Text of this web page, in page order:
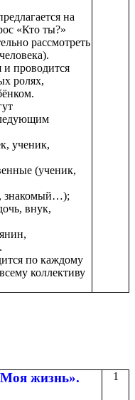
на
«Кто ты?»
рассмотреть
и проводится
ролях,
ученик,
(ученик,
знакомый…);
внук,
по каждому
коллективу
жизнь». 1